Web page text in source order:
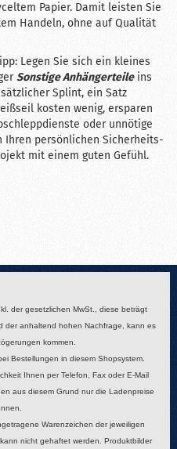
Papier. Damit leisten Sie
Handeln, ohne auf Qualität
Legen Sie sich ein kleines
Sonstige Anhängerteileins
Splint, ein Satz
kosten wenig, ersparen
oder unnötige
Ihren persönlichen Sicherheits­
mit einem guten Gefühl.
der gesetzlichen MwSt., diese beträgt
der anhaltend hohen Nachfrage, kann es
kommen.
Bestellungen in diesem Shopsystem.
Ihnen per Telefon, Fax oder E-Mail
aus diesem Grund nur die Ladenpreise
Warenzeichen der jeweiligen
nicht gehaftet werden. Produktbilder